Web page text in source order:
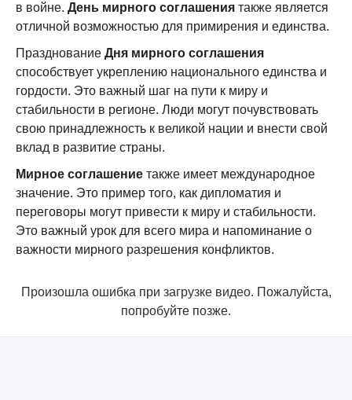
в войне. День мирного соглашения также является
отличной возможностью для примирения и единства.
Празднование Дня мирного соглашения
способствует укреплению национального единства и
гордости. Это важный шаг на пути к миру и
стабильности в регионе. Люди могут почувствовать
свою принадлежность к великой нации и внести свой
вклад в развитие страны.
Мирное соглашение также имеет международное
значение. Это пример того, как дипломатия и
переговоры могут привести к миру и стабильности.
Это важный урок для всего мира и напоминание о
важности мирного разрешения конфликтов.
Произошла ошибка при загрузке видео. Пожалуйста,
попробуйте позже.